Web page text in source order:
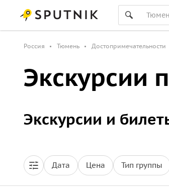
Россия Тюмень Достопримечательности
Экскурсии
Экскурсии и
Дата Цена Тип группы